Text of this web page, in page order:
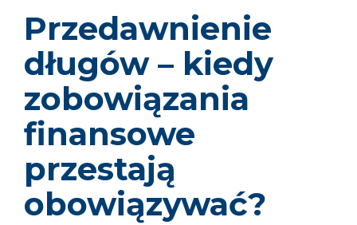
Przedawnienie
długów – kiedy
zobowiązania
finansowe
przestają
obowiązywać?